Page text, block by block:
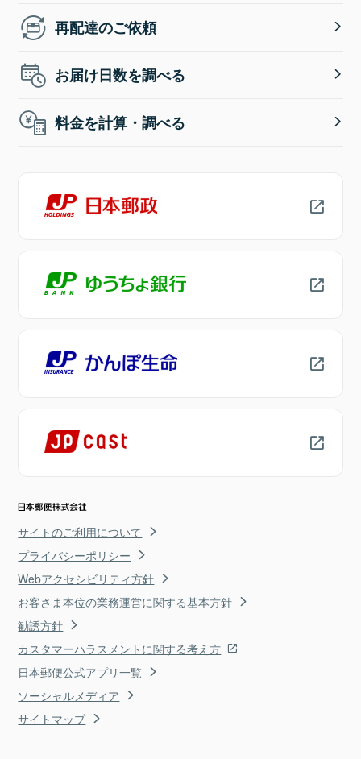
再配達のご依頼
お届け日数を調べる
料金を計算・調べる
サイトのご利用について
プライバシーポリシー
Webアクセシビリティ方針
お客さま本位の業務運営に関する基本方針
勧誘方針
カスタマーハラスメントに関する考え方
日本郵便公式アプリ一覧
ソーシャルメディア
サイトマップ